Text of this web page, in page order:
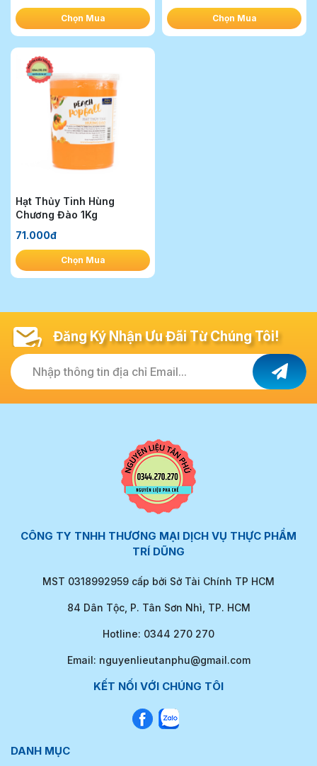
Chọn Mua Chọn Mua
Hạt Thủy Tinh Hùng
Chương Đào 1Kg
71.000đ
Chọn Mua
Đăng Ký Nhận Ưu Đãi Từ Chúng Tôi!
Nhập thông tin địa chỉ Email...
CÔNG TY TNHH THƯƠNG MẠI DỊCH VỤ THỰC PHẨM
TRÍ DŨNG
MST 0318992959 cấp bởi Sở Tài Chính TP HCM
84 Dân Tộc, P. Tân Sơn Nhì, TP. HCM
Hotline: 0344 270 270
Email: nguyenlieutanphu@gmail.com
KẾT NỐI VỚI CHÚNG TÔI
DANH MỤC